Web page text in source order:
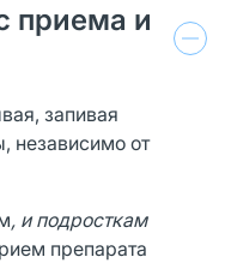
приема и
запивая
независимо от
, и подросткам
препарата